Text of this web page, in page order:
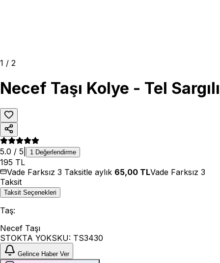
1 / 2
Necef Taşı Kolye - Tel Sargılı
5.0 / 5 1 Değerlendirme
195 TL
Vade Farksız 3 Taksitle aylık 65,00 TLVade Farksız 3
Taksit
Taksit Seçenekleri
Taş:
Necef Taşı
STOKTA YOKSKU: TS3430
Gelince Haber Ver